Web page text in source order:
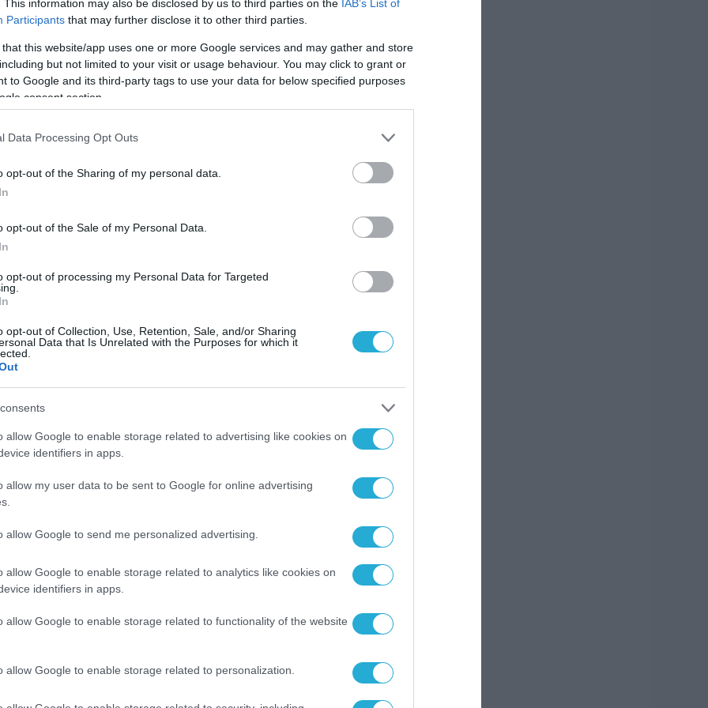
This information may also be disclosed by us to third parties on the IAB’s List of
Participants that may further disclose it to other third parties.
that this website/app uses one or more Google services and may gather and store
but not limited to your visit or usage behaviour. You may click to grant or
to Google and its third-party tags to use your data for below specified purposes
consent section.
Data Processing Opt Outs
opt-out of the Sharing of my personal data.
opt-out of the Sale of my Personal Data.
opt-out of processing my Personal Data for Targeted
opt-out of Collection, Use, Retention, Sale, and/or Sharing
Data that Is Unrelated with the Purposes for which it
allow Google to enable storage related to advertising like cookies on
identifiers in apps.
allow my user data to be sent to Google for online advertising
allow Google to send me personalized advertising.
allow Google to enable storage related to analytics like cookies on
identifiers in apps.
allow Google to enable storage related to functionality of the website
allow Google to enable storage related to personalization.
ούτε τεχνοφοβικοί, ούτε “τεχνολάγνοι”,
ενώ πρόσθεσε ότι «η ΑΙ θεωρείται πιο επικίνδυνη
Τμήμα Επιστήμης Υπολογιστών του
παρουσίασε την υπόσχεση αλλά και τις
με τα εντυπωσιακά οφέλη της, φέρνοντας
αποτελεί «την πιο εντυπωσιακή τεχνολογική
και τις ικανότητες του ανθρώπου και θα μας
αύξηση παραγωγικότητας, καλύτερη ποιότητα
Ωστόσο, επισήμανε σοβαρούς κινδύνους:
«με αέρα αυθεντίας», απειλή για τη δημοκρατία
Τέλος, τόνισε το πρόβλημα της ιδιοκτησίας
συμμετείχαν οι:
Συστημάτων του Πανεπιστημίου Αιγαίου,
και Κυβερνοψυχολογίας στο Τμήμα
, Διευθυντής Ερευνών στο Εθνικό Κέντρο
Βιοηθικής & Τεχνοηθικής,
Φιλοσοφίας, Βιοηθικής στο Πανεπιστήμιο Κρήτης
συντόνισε η δημοσιογράφος
που ακολούθησε άνοιξε ηΛίλιαν Μήτρου, η
ρύθμισης της ΑΙ: «σε κάθε ανθρώπινη
παράγει συγκρούσεις συμφερόντων, δημοσίων και
θα οριοθετούν τι επιτρέπεται, τι δεν